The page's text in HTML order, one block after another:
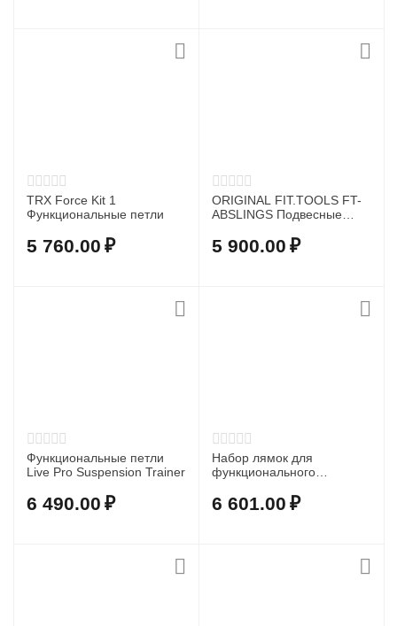
TRX Force Kit 1
Функциональные петли
5 760.00 ₽
ORIGINAL FIT.TOOLS FT-
ABSLINGS Подвесные
упражнений на турнике
5 900.00 ₽
Функциональные петли
Live Pro Suspension Trainer
6 490.00 ₽
Набор лямок для
функционального
6 601.00 ₽